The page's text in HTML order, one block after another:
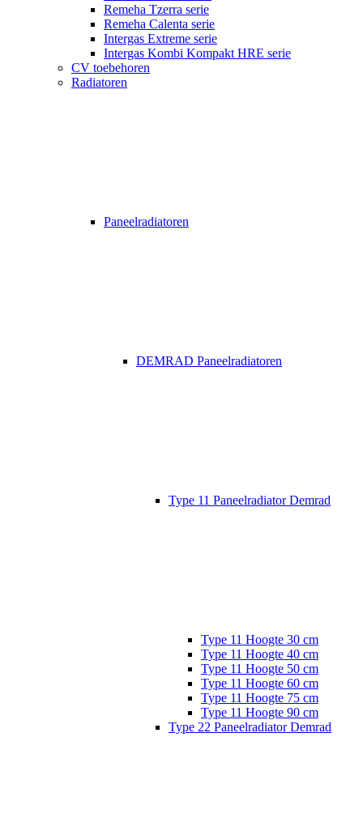
Remeha Tzerra serie
Remeha Calenta serie
Intergas Extreme serie
Intergas Kombi Kompakt HRE serie
CV toebehoren
Radiatoren
Paneelradiatoren
DEMRAD Paneelradiatoren
Type 11 Paneelradiator Demrad
Type 11 Hoogte 30 cm
Type 11 Hoogte 40 cm
Type 11 Hoogte 50 cm
Type 11 Hoogte 60 cm
Type 11 Hoogte 75 cm
Type 11 Hoogte 90 cm
Type 22 Paneelradiator Demrad